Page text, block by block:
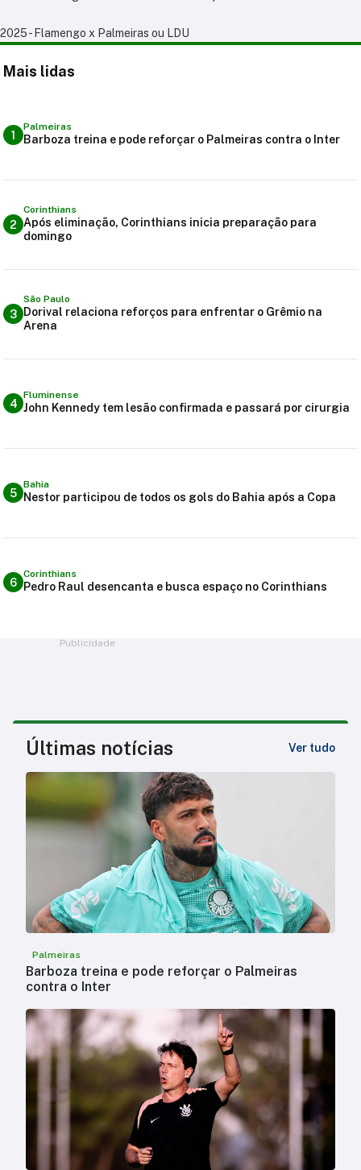
2025 - Flamengo x Palmeiras ou LDU
Mais lidas
1
Palmeiras
Barboza treina e pode reforçar o Palmeiras contra o Inter
2
Corinthians
Após eliminação, Corinthians inicia preparação para
domingo
3
São Paulo
Dorival relaciona reforços para enfrentar o Grêmio na
Arena
4
Fluminense
John Kennedy tem lesão confirmada e passará por cirurgia
5
Bahia
Nestor participou de todos os gols do Bahia após a Copa
6
Corinthians
Pedro Raul desencanta e busca espaço no Corinthians
Publicidade
Últimas notícias Ver tudo
Palmeiras
Barboza treina e pode reforçar o Palmeiras
contra o Inter